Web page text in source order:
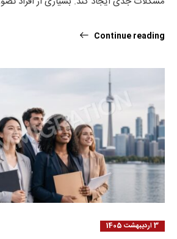
Continue reading
3 اردیبهشت 1405